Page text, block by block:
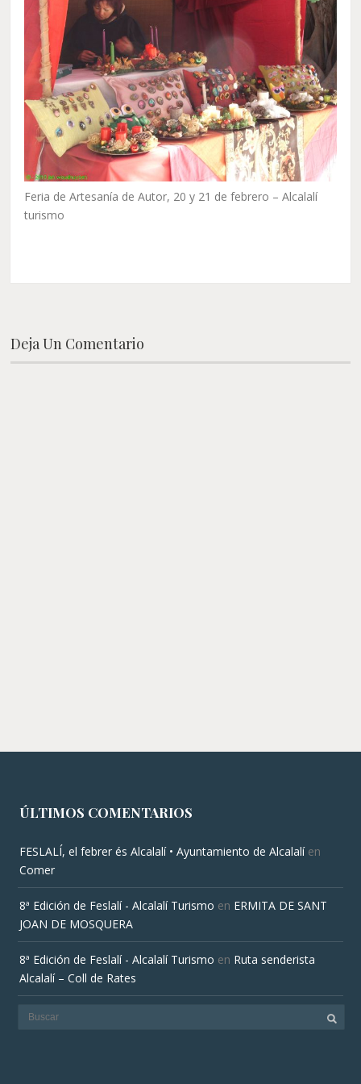
Feria de Artesanía de Autor, 20 y 21 de febrero – Alcalalí
turismo
Deja Un Comentario
ÚLTIMOS COMENTARIOS
FESLALÍ, el febrer és Alcalalí • Ayuntamiento de Alcalalíen
Comer
8ª Edición de Feslalí - Alcalalí Turismo en ERMITA DE SANT
JOAN DE MOSQUERA
8ª Edición de Feslalí - Alcalalí Turismo en Ruta senderista
Alcalalí – Coll de Rates